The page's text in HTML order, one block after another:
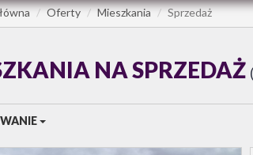
Oferty Mieszkania Sprzedaż
NA SPRZEDAŻ